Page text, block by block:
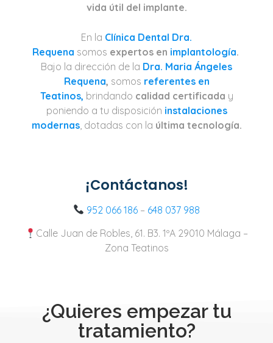
vida útil del implante.
En la Clínica Dental Dra.
Requena somos expertos en implantología.
Bajo la dirección de la Dra. Maria Ángeles
Requena, somos referentes en
Teatinos, brindando calidad certificada y
poniendo a tu disposición instalaciones
modernas, dotadas con la última tecnología.
¡Contáctanos!
952 066 186 – 648 037 988
Calle Juan de Robles, 61. B3. 1ºA 29010 Málaga –
Zona Teatinos
¿Quieres empezar tu
tratamiento?